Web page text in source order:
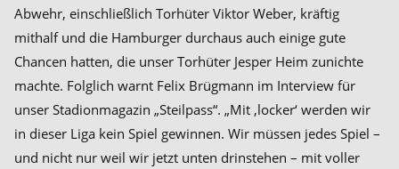
Abwehr, einschließlich Torhüter Viktor Weber, kräftig
mithalf und die Hamburger durchaus auch einige gute
Chancen hatten, die unser Torhüter Jesper Heim zunichte
machte. Folglich warnt Felix Brügmann im Interview für
unser Stadionmagazin „Steilpass“. „Mit ‚locker‘ werden wir
in dieser Liga kein Spiel gewinnen. Wir müssen jedes Spiel –
und nicht nur weil wir jetzt unten drinstehen – mit voller